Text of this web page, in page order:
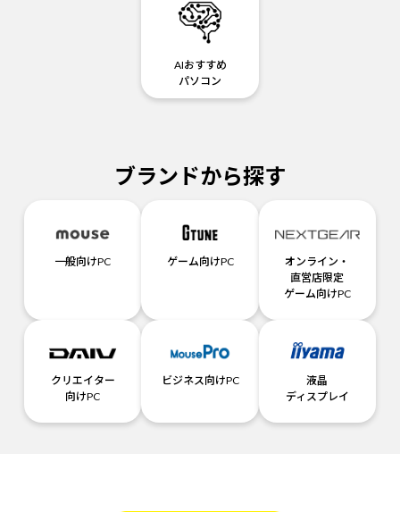
AIおすすめ
パソコン
ブランドから探す
一般向けPC ゲーム向けPC
オンライン・
直営店限定
ゲーム向けPC
クリエイター
向けPC
ビジネス向けPC
液晶
ディスプレイ